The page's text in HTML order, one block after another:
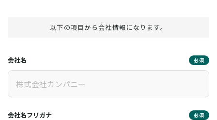
以下の項目から会社情報になります。
会社名 必須
会社名フリガナ 必須